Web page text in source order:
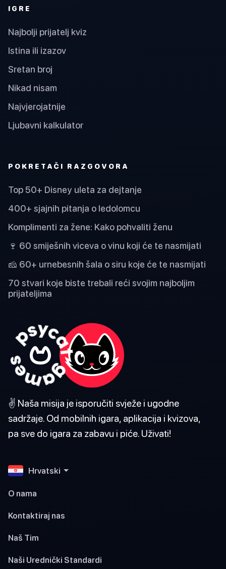
IGRE
Najbolji prijatelj kviz
Istina ili izazov
Sretan broj
Nikad nisam
Najvjerojatnije
Ljubavni kalkulator
POKRETAČI RAZGOVORA
Top 50+ Disney uleta za dejtanje
400+ sjajnih pitanja o ledolomcu
Komplimenti za žene: Kako pohvaliti ženu
🍷 60 smiješnih viceva o vinu koji će te nasmijati
🧀 60+ urnebesnih šala o siru koje će te nasmijati
70 stvari koje biste trebali reći svojim najboljim
prijateljima
✌️ Naša misija je isporučiti svježe i ugodne
sadržaje. Od mobilnih igara, aplikacija i kvizova,
pa sve do igara za zabavu i piće. Uživati!
Hrvatski
O nama
Kontaktiraj nas
Naš Tim
Naši Urednički Standardi